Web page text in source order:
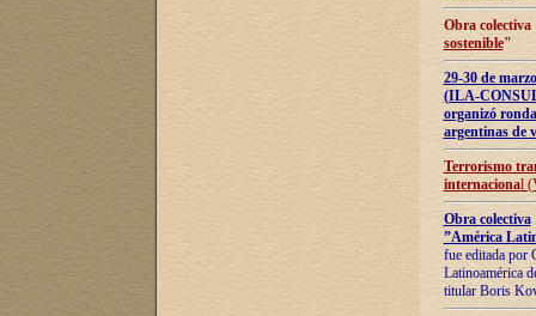
Obra
sostenible"
29-30 de
(ILA-
organizó
argentinas de
Terrorismo
internacional
Obra colectiva
”América
fue editada por
Latinoamérica
titular Boris